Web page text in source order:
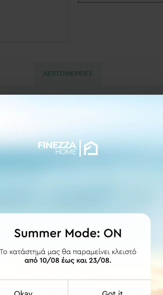
ΛΕΠΤΟΜΕΡΕΙΕΣ
στρογγυλούς κρίκους χρυσούς ματ με
στις διαστάσεις που επιθυμείτε κατόπιν